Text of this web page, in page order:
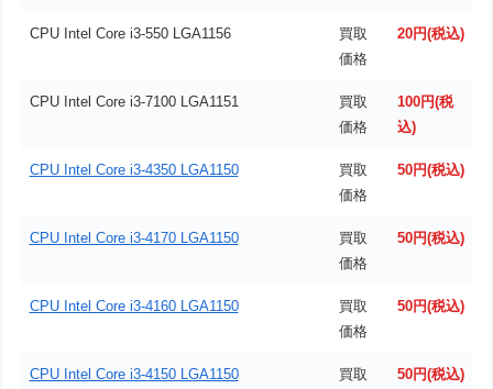
CPU Intel Core i3-550 LGA1156
買取
価格
20円(税込)
CPU Intel Core i3-7100 LGA1151
買取
価格
100円(税
込)
CPU Intel Core i3-4350 LGA1150
買取
価格
50円(税込)
CPU Intel Core i3-4170 LGA1150
買取
価格
50円(税込)
CPU Intel Core i3-4160 LGA1150
買取
価格
50円(税込)
CPU Intel Core i3-4150 LGA1150
買取
50円(税込)